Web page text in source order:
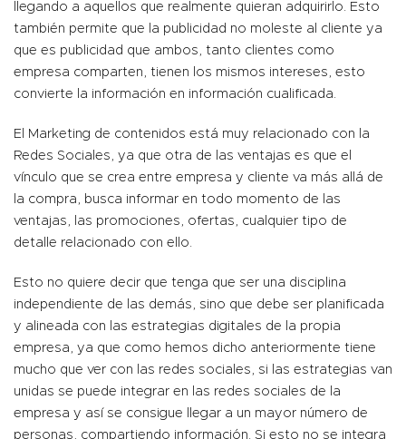
llegando a aquellos que realmente quieran adquirirlo. Esto
también permite que la publicidad no moleste al cliente ya
que es publicidad que ambos, tanto clientes como
empresa comparten, tienen los mismos intereses, esto
convierte la información en información cualificada.
El Marketing de contenidos está muy relacionado con la
Redes Sociales, ya que otra de las ventajas es que el
vínculo que se crea entre empresa y cliente va más allá de
la compra, busca informar en todo momento de las
ventajas, las promociones, ofertas, cualquier tipo de
detalle relacionado con ello.
Esto no quiere decir que tenga que ser una disciplina
independiente de las demás, sino que debe ser planificada
y alineada con las estrategias digitales de la propia
empresa, ya que como hemos dicho anteriormente tiene
mucho que ver con las redes sociales, si las estrategias van
unidas se puede integrar en las redes sociales de la
empresa y así se consigue llegar a un mayor número de
personas, compartiendo información. Si esto no se integra